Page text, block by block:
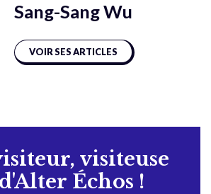
Sang-Sang Wu
VOIR SES ARTICLES
visiteuse
Échos !